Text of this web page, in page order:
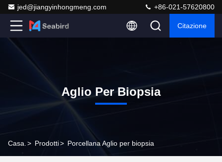
jed@jiangyinhongmeng.com +86-021-57620800
Citazione
Aglio Per Biopsia
Casa. > Prodotti> Porcellana Aglio per biopsia